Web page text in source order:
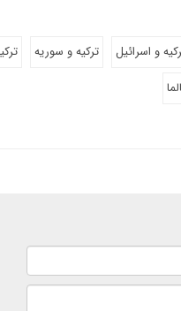
و اسرائیل ترکیه و سوریه